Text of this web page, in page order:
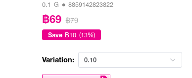
0.1 G • 8859142823822
฿69 ฿79
Save ฿10 (13%)
Variation: 0.10